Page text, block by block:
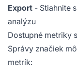
Export - Stiahnite
analýzu
Dostupné metriky
Správy značiek
metrík: